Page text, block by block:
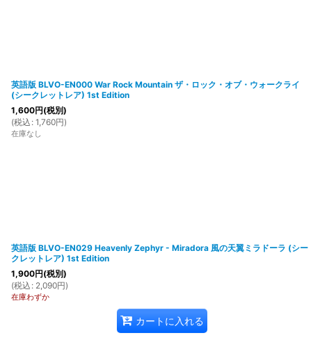
英語版 BLVO-EN000 War Rock Mountain ザ・ロック・オブ・ウォークライ
(シークレットレア) 1st Edition
1,600円(税別)
(税込 : 1,760円)
在庫なし
英語版 BLVO-EN029 Heavenly Zephyr - Miradora 風の天翼ミラドーラ (シー
クレットレア) 1st Edition
1,900円(税別)
(税込 : 2,090円)
在庫わずか
カートに入れる